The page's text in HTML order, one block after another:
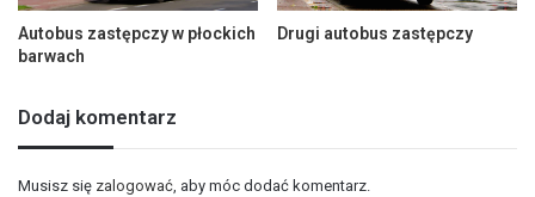
Autobus zastępczy w płockich
barwach
Drugi autobus zastępczy
Dodaj komentarz
Musisz się zalogować , aby móc dodać komentarz.